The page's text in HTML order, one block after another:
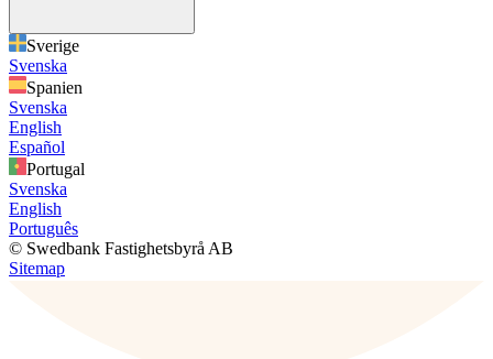
Sverige
Svenska
Spanien
Svenska
English
Español
Portugal
Svenska
English
Português
© Swedbank Fastighetsbyrå AB
Sitemap